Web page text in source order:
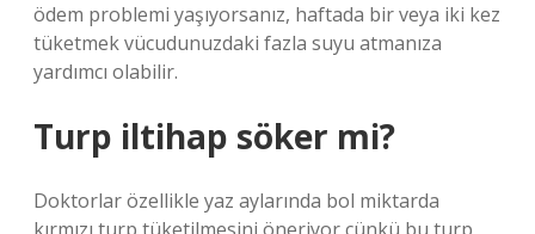
ödem problemi yaşıyorsanız, haftada bir veya iki kez
tüketmek vücudunuzdaki fazla suyu atmanıza
yardımcı olabilir.
Turp iltihap söker mi?
Doktorlar özellikle yaz aylarında bol miktarda